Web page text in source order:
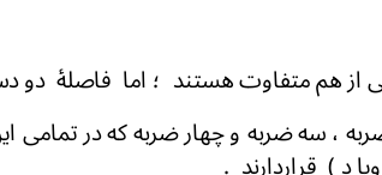
از هم متفاوت هستند ؛ اما
، سه ضربه و چهار ضربه که در تمامی